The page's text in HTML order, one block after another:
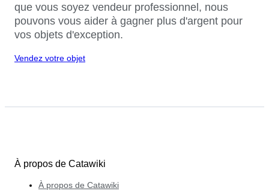
que vous soyez vendeur professionnel, nous
pouvons vous aider à gagner plus d'argent pour
vos objets d'exception.
Vendez votre objet
À propos de Catawiki
À propos de Catawiki